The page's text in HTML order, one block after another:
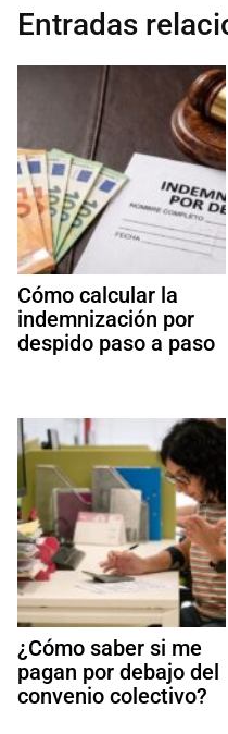
Entradas
Cómo calcular la
indemnización por
despido paso a paso
¿Cómo saber si me
pagan por debajo del
convenio colectivo?